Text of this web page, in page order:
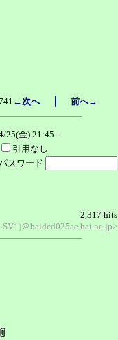
←次へ｜ 前へ→
25(金) 21:45 -
引用なし
スワード
2,317 hits
＠baidcd025ae.bai.ne.jp>